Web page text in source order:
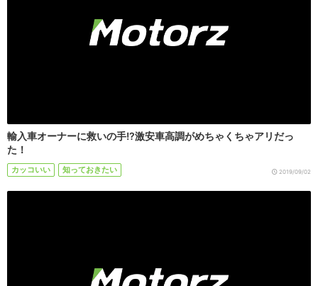
輸入車オーナーに救いの手!?激安車高調がめちゃくちゃアリだっ
た！
カッコいい 知っておきたい 2019/09/02